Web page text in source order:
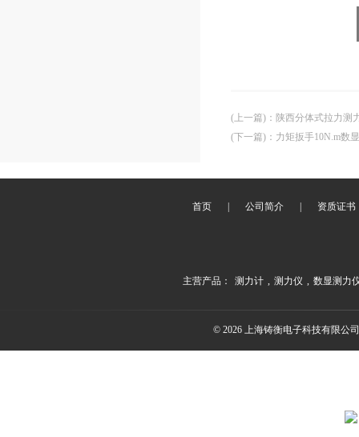
(上一篇) ： 陕西分体式拉力测
(下一篇) ： 力矩扳手10N.m数
首页 公司简介 资质证书
主营产品： 测力计 , 测力仪 , 数显测力
© 2026 上海铸衡电子科技有限公